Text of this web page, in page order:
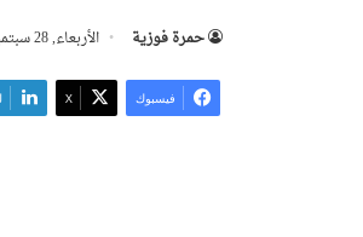
حمرة فوزية الأربعاء, 28 سبتمبر 2022, 16:30
فيسبوك ‫X